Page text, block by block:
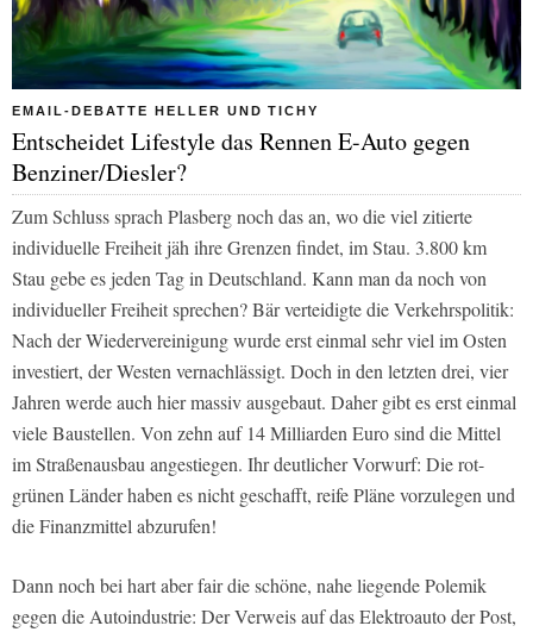
EMAIL-DEBATTE HELLER UND TICHY
Entscheidet Lifestyle das Rennen E-Auto gegen
Benziner/Diesler?
Zum Schluss sprach Plasberg noch das an, wo die viel zitierte
individuelle Freiheit jäh ihre Grenzen findet, im Stau. 3.800 km
Stau gebe es jeden Tag in Deutschland. Kann man da noch von
individueller Freiheit sprechen? Bär verteidigte die Verkehrspolitik:
Nach der Wiedervereinigung wurde erst einmal sehr viel im Osten
investiert, der Westen vernachlässigt. Doch in den letzten drei, vier
Jahren werde auch hier massiv ausgebaut. Daher gibt es erst einmal
viele Baustellen. Von zehn auf 14 Milliarden Euro sind die Mittel
im Straßenausbau angestiegen. Ihr deutlicher Vorwurf: Die rot-
grünen Länder haben es nicht geschafft, reife Pläne vorzulegen und
die Finanzmittel abzurufen!
Dann noch bei hart aber fair die schöne, nahe liegende Polemik
gegen die Autoindustrie: Der Verweis auf das Elektroauto der Post,